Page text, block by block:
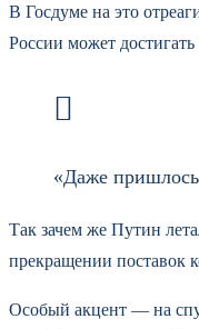
В Госдуме на это
России может
«Даже
Так зачем же Путин
прекращении поставок
Особый акцент — на